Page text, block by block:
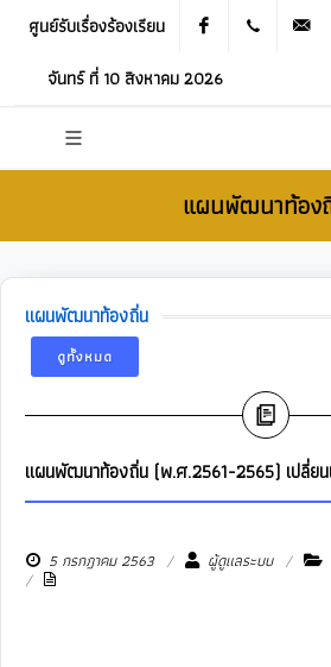
ศูนย์รับเรื่องร้องเรียน Facebook
จันทร์ ที่ 10 สิงหาคม 2026
แผนพัฒนาท้อง
แผนพัฒนาท้องถิ่น
ดูทั้งหมด
แผนพัฒนาท้องถิ่น (พ.ศ.2561-2565) เปลี่ย
5 กรกฎาคม 2563 ผู้ดูแลระบบ